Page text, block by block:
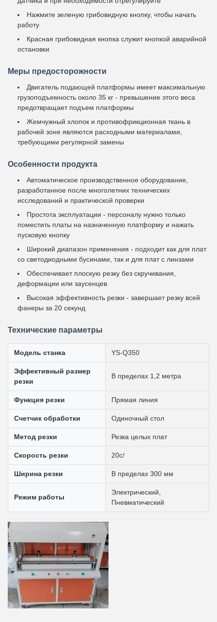
Нажмите зеленую грибовидную кнопку, чтобы начать
работу
Красная грибовидная кнопка служит кнопкой аварийной
остановки
Меры предосторожности
Двигатель подающей платформы имеет максимальную
грузоподъемность около 35 кг - превышение этого веса
предотвращает подъем платформы
Жемчужный хлопок и противофрикционная ткань в
рабочей зоне являются расходными материалами,
требующими регулярной замены
Особенности продукта
Автоматическое производственное оборудование,
разработанное после многолетних технических
исследований и практической проверки
Простота эксплуатации - персоналу нужно только
поместить платы на назначенную платформу и нажать
пусковую кнопку
Широкий диапазон применения - подходит как для плат
со светодиодными бусинами, так и для плат с линзами
Обеспечивает плоскую резку без скручивания,
деформации или заусенцев
Высокая эффективность резки - завершает резку всей
фанеры за 20 секунд
Технические параметры
Модель станка YS-Q350
Эффективный размер
резки
В пределах 1,2 метра
Функция резки Прямая линия
Счетчик обработки Одиночный стол
Метод резки Резка целых плат
Скорость резки 20с/
Ширина резки В пределах 300 мм
Режим работы
Электрический,
Пневматический